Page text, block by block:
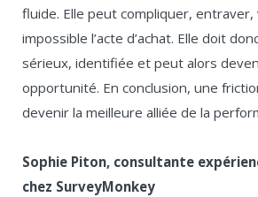
fluide. Elle peut compliquer,
impossible l’acte d’achat. Elle doit
sérieux, identifiée et peut alors
opportunité. En conclusion, une
devenir la meilleure alliée de la
Sophie Piton, consultante
chez SurveyMonkey